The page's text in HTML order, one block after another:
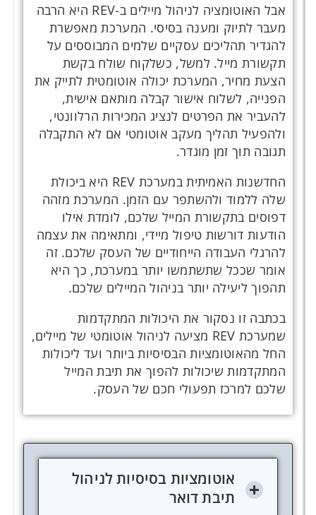
אבל האוטומציה לניהול מיילים ב-REV היא הרבה
מעבר לתיוק ומענה בסיסי. המערכת מאפשרת
להגדיר תהליכים עסקיים שלמים המבוססים על
תקשורת מייל. למשל, כשלקוח שולח בקשת
הצעת מחיר, המערכת יכולה אוטומטית לתייק את
הפנייה, לשלוח אישור קבלה מותאם אישית,
להעביר את הפרטים לנציג המכירות הרלוונטי,
ולהפעיל תהליך מעקב אוטומטי אם לא התקבלה
תגובה תוך זמן מוגדר.
החדשנות האמיתית במערכת REV היא ביכולת
שלה ללמוד ולהשתפר עם הזמן. המערכת מזהה
דפוסים בתקשורת המייל שלכם, לומדת אילו
הודעות דורשות טיפול מיידי, ומתאימה את עצמה
להרגלי העבודה הייחודיים של העסק שלכם. זה
אומר שככל שתשתמשו יותר במערכת, כך היא
תהפוך ליעילה יותר בניהול המיילים שלכם.
בכתבה זו נסקור את היכולות המתקדמות
שמערכת REV מציעה לניהול אוטומטי של מיילים,
החל מהאוטומציות הבסיסיות ביותר ועד ליכולות
המתקדמות שיכולות להפוך את תיבת המייל
שלכם למרכז תפעולי חכם של העסק.
אוטומציות בסיסיות לניהול
תיבת דואר